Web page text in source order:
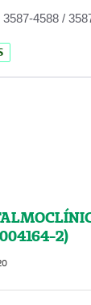
3587-4588 /
2)